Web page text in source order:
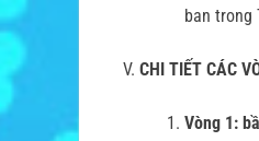
ban trong
V. CHI TIẾT CÁC
Vòng 1: